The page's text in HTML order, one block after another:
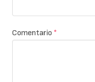
Comentario *